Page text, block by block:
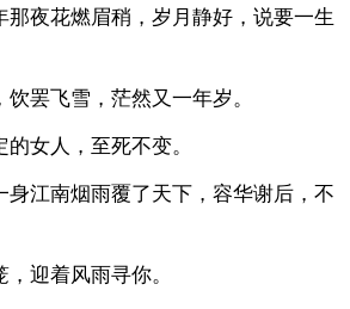
夜花燃眉稍，岁月静好，说要一生
罢飞雪，茫然又一年岁。
女人，至死不变。
江南烟雨覆了天下，容华谢后，不
迎着风雨寻你。